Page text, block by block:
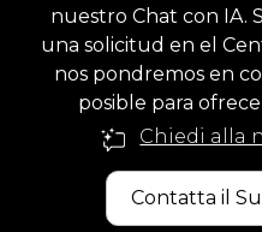
nuestro Chat con IA.
una solicitud en el
nos pondremos en
posible para
Chiedi alla
Contatta il